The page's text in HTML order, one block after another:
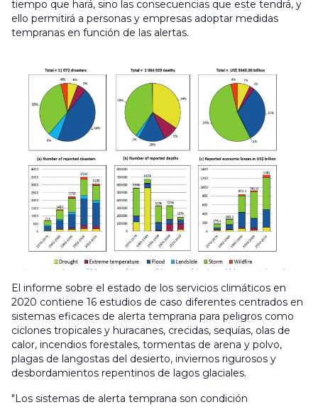
tiempo que hará, sino las consecuencias que este tendrá, y
ello permitirá a personas y empresas adoptar medidas
tempranas en función de las alertas.
El informe sobre el estado de los servicios climáticos en
2020 contiene 16 estudios de caso diferentes centrados en
sistemas eficaces de alerta temprana para peligros como
ciclones tropicales y huracanes, crecidas, sequías, olas de
calor, incendios forestales, tormentas de arena y polvo,
plagas de langostas del desierto, inviernos rigurosos y
desbordamientos repentinos de lagos glaciales.
"Los sistemas de alerta temprana son condición